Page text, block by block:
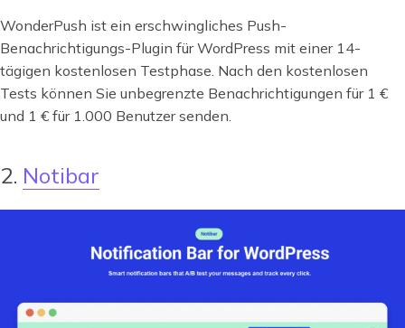
WonderPush ist ein erschwingliches Push-
Benachrichtigungs-Plugin für WordPress mit einer 14-
tägigen kostenlosen Testphase. Nach den kostenlosen
Tests können Sie unbegrenzte Benachrichtigungen für 1 €
und 1 € für 1.000 Benutzer senden.
2. Notibar